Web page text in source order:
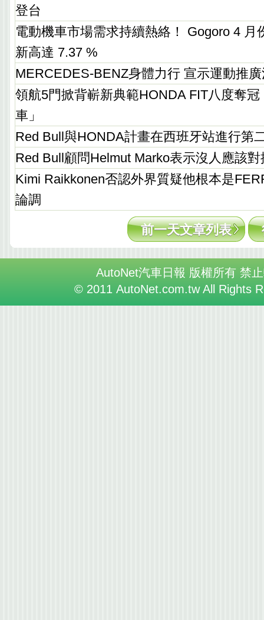
登台
電動機車市場需求持續熱絡！ Gogoro 4 月
新高達 7.37 %
MERCEDES-BENZ身體力行 宣示運動推
領航5門掀背嶄新典範HONDA FIT八度奪
車」
Red Bull與HONDA計畫在西班牙站進行第
Red Bull顧問Helmut Marko表示沒人應該
Kimi Raikkonen否認外界質疑他根本是
論調
前一天文章列表
AutoNet汽車日報 版權所有 禁
© 2011 AutoNet.com.tw All Rights